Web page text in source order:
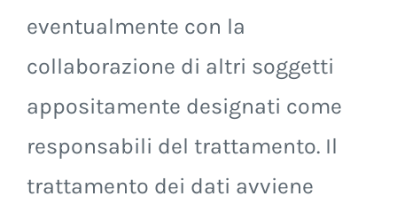
eventualmente con la
collaborazione di altri soggetti
appositamente designati come
responsabili del trattamento. Il
trattamento dei dati avviene